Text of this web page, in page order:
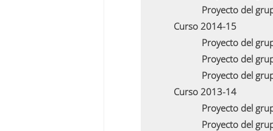
Proyecto del
Curso 2014-15
Proyecto del
Proyecto del
Proyecto del
Curso 2013-14
Proyecto del
Proyecto del